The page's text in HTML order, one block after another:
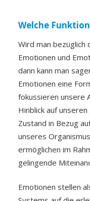
Welche
Wird man bezüglich
Emotionen und
dann kann man
Emotionen eine
fokussieren unsere
Hinblick auf
Zustand in Bezug
unseres
ermöglichen im
gelingende
Emotionen stellen